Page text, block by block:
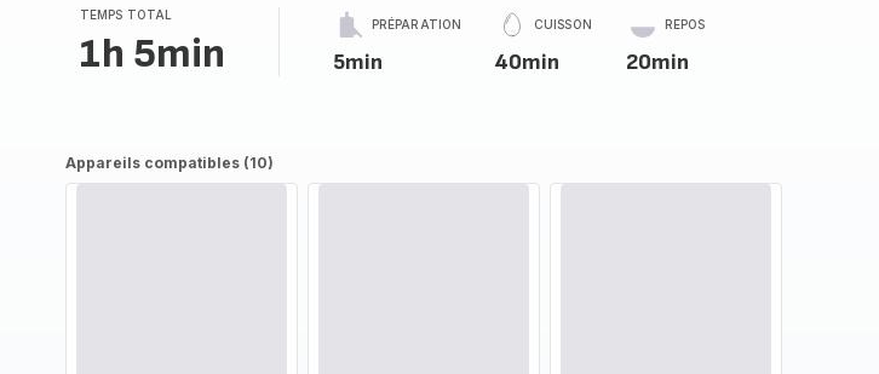
(moyenne)
TEMPS TOTAL
1h 5min
PRÉPARATION
5min
CUISSON
40min
REPOS
20min
Appareils compatibles (10)